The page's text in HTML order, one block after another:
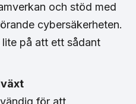
och stöd med
cybersäkerheten.
på att ett sådant
för att